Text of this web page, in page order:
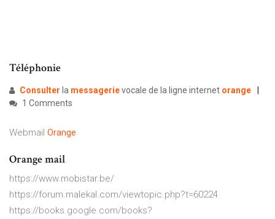
Téléphonie
Consulter la messagerievocale de la ligne internet orange
1 Comments
Webmail Orange
Orange mail
https://www.mobistar.be/
https://forum.malekal.com/viewtopic.php?t=60224
https://books.google.com/books?